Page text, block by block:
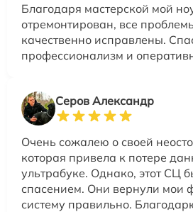
Благодаря мастерской мой
отремонтирован, все
качественно исправлены.
профессионализм и
Серов Александр
Очень сожалею о своей
которая привела к потере
ультрабуке. Однако, этот СЦ
спасением. Они вернули мои
систему правильно.